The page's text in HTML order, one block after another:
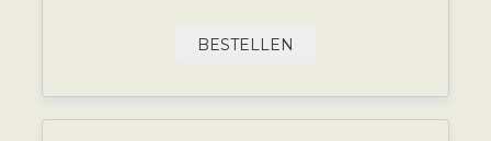
BESTELLEN